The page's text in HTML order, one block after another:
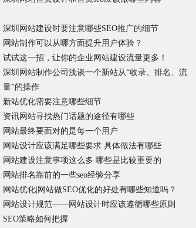
深圳网站建设时要注意哪些SEO推广的细节
网站制作可以从哪方面提升用户体验？
试试这一招，让你的企业网站建设流量更多！
深圳网站制作公司浅谈一个新站从“收录、排名、流
量”的操作
新站优化需要注意哪些细节
资讯网站寻找热门话题的途径有哪些
网站最终要面对的是每一个用户
网站设计应该满足哪些要求 具体做法有哪些
网站建设注意事项这么多 哪些是比较重要的
网站排名靠前的一些seo经验分享
网站优化|网站做SEO优化的好处有哪些知道吗？
网站设计规范——网站设计时应该遵循哪些原则
SEO策略如何把握